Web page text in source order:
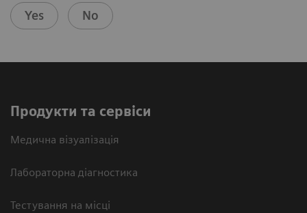
Yes No
Продукти та сервіси
Медична візуалізація
Лабораторна діагностика
Тестування на місці